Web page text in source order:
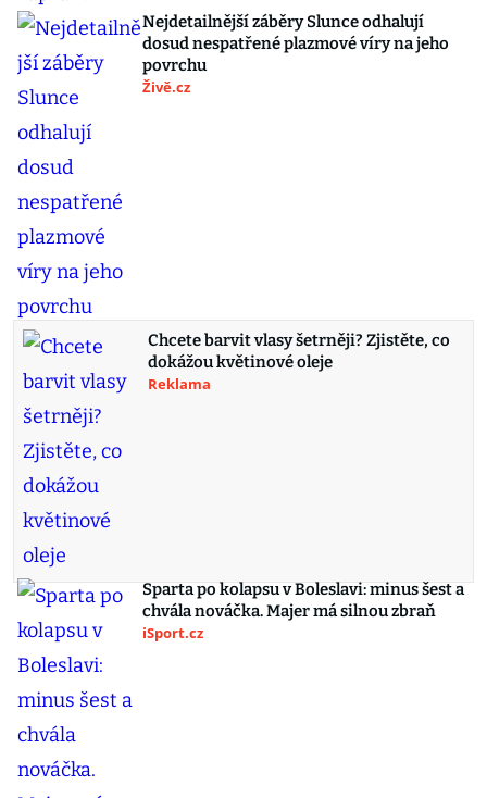
Nejdetailnější záběry Slunce odhalují
dosud nespatřené plazmové víry na jeho
povrchu
Živě.cz
Chcete barvit vlasy šetrněji? Zjistěte, co
dokážou květinové oleje
Reklama
Sparta po kolapsu v Boleslavi: minus šest a
chvála nováčka. Majer má silnou zbraň
iSport.cz